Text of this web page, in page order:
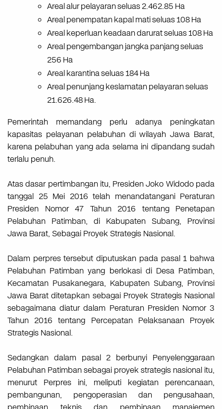
Arealalurpelayaranseluas2.462.85 Ha
Arealpenempatankapalmatiseluas108Ha
Arealkeperluankeadaandaruratseluas108Ha
Arealpengembanganjangkapanjangseluas
256 Ha
Arealkarantinaseluas184Ha
Arealpenunjangkeslamatanpelayaranseluas
21.626.48Ha.
Pemerintah memandang perlu adanya peningkatan
kapasitas pelayanan pelabuhan di wilayah Jawa Barat,
karena pelabuhan yang ada selama ini dipandang sudah
terlalu penuh.
Atas dasar pertimbangan itu, Presiden Joko Widodo pada
tanggal 25 Mei 2016 telah menandatangani Peraturan
Presiden Nomor 47 Tahun 2016 tentang Penetapan
Pelabuhan Patimban, di Kabupaten Subang, Provinsi
Jawa Barat, Sebagai Proyek Strategis Nasional.
Dalam perpres tersebut diputuskan pada pasal 1 bahwa
Pelabuhan Patimban yang berlokasi di Desa Patimban,
Kecamatan Pusakanegara, Kabupaten Subang, Provinsi
Jawa Barat ditetapkan sebagai Proyek Strategis Nasional
sebagaimana diatur dalam Peraturan Presiden Nomor 3
Tahun 2016 tentang Percepatan Pelaksanaan Proyek
Strategis Nasional.
Sedangkan dalam pasal 2 berbunyi Penyelenggaraan
Pelabuhan Patimban sebagai proyek strategis nasional itu,
menurut Perpres ini, meliputi kegiatan perencanaan,
pembangunan, pengoperasian dan pengusahaan,